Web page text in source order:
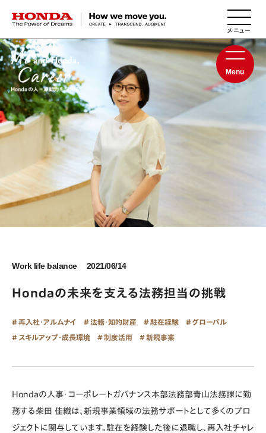
HONDA The Power of Dreams
Menu
Work life balance 2021/06/14
Hondaの未来を支える法務担当の挑戦
再入社・アルムナイ 法務・知的財産 駐在経験 グローバル
スキルアップ・成長環境 制度活用 新規事業
Hondaの人事・コーポレートガバナンス本部法務部青山法務課に勤
務する柴田 佳織は、新規事業領域の法務サポートとして多くのプロ
ジェクトに関与しています。駐在を経験した後に退職し、再入社チャレ